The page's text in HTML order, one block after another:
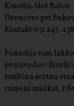
Kmetija Aleš Balon
Drenovec pri
Kontakt 031 245-238
Ponudijo vam
proizvodov:
različna sortna
rumeni muškat,